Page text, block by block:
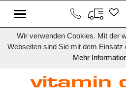
Wir verwenden Cookies. Mit der
Webseiten sind Sie mit dem
Mehr